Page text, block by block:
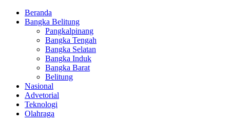
Beranda
Bangka Belitung
Pangkalpinang
Bangka Tengah
Bangka Selatan
Bangka Induk
Bangka Barat
Belitung
Nasional
Advetorial
Teknologi
Olahraga